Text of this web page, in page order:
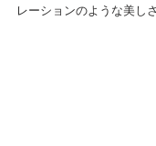
レーションのような美し